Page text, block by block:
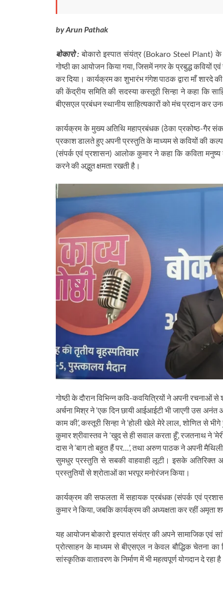
by Arun Pathak
बोकारो : बोकारो इस्पात संयंत्र (Bokaro Steel Plant)
गोष्ठी का आयोजन किया गया, जिसमें नगर के प्रबुद्ध कवियों
कर दिया। कार्यक्रम का शुभारंभ गंगेश पाठक द्वारा माँ
की केंद्रीय समिति की सदस्या कस्तूरी सिन्हा ने कहा कि
बीएसएल प्रबंधन स्थानीय साहित्यकारों को मंच प्रदान कर
कार्यक्रम के मुख्य अतिथि महाप्रबंधक (ठेका प्रकोष्ठ-गैर
प्रकाश डालते हुए अपनी प्रस्तुति के माध्यम से कवियों की
(संपर्क एवं प्रशासन) आलोक कुमार ने कहा कि कविता
करने की अद्भुत क्षमता रखती है।
गोष्ठी के दौरान विभिन्न कवि-कवयित्रियों ने अपनी रचनाओं
अर्चना मिश्र ने ‘एक दिन छायी आईआईटी भी जाएगी उस अनंत
काम की’, कस्तूरी सिन्हा ने ‘होली खेले मेरे लाल, शोणित से
कुमार श्रीवास्तव ने ‘खुद से ही सवाल करता हूँ’, रजतनाथ ने
दास ने ‘बाग तो बहुत हैं पर…’, तथा अरुण पाठक ने अपनी
सुमधुर प्रस्तुति से सबकी वाहवाही लूटी। इसके अतिरिक्त
प्रस्तुतियों से श्रोताओं का भरपूर मनोरंजन किया।
कार्यक्रम की सफलता में सहायक प्रबंधक (संपर्क एवं
कुमार ने किया, जबकि कार्यक्रम की अध्यक्षता कर रहीं अमृता
यह आयोजन बोकारो इस्पात संयंत्र की अपने सामाजिक एवं
प्रोत्साहन के माध्यम से बीएसएल न केवल बौद्धिक चेतना
सांस्कृतिक वातावरण के निर्माण में भी महत्वपूर्ण योगदान दे रहा